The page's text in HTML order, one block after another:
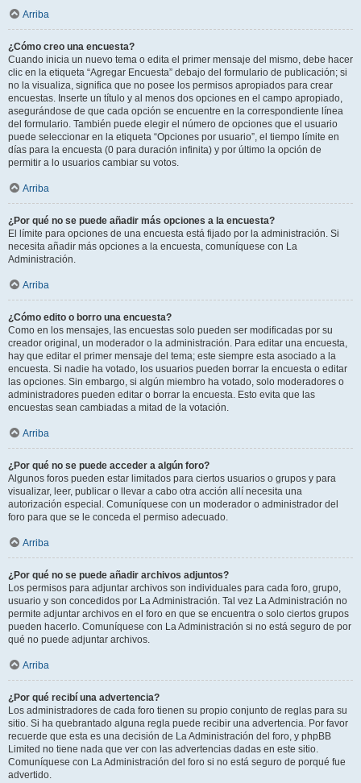
Arriba
¿Cómo creo una encuesta?
Cuando inicia un nuevo tema o edita el primer mensaje del mismo, debe hacer
clic en la etiqueta “Agregar Encuesta” debajo del formulario de publicación; si
no la visualiza, significa que no posee los permisos apropiados para crear
encuestas. Inserte un título y al menos dos opciones en el campo apropiado,
asegurándose de que cada opción se encuentre en la correspondiente línea
del formulario. También puede elegir el número de opciones que el usuario
puede seleccionar en la etiqueta “Opciones por usuario”, el tiempo límite en
días para la encuesta (0 para duración infinita) y por último la opción de
permitir a lo usuarios cambiar su votos.
Arriba
¿Por qué no se puede añadir más opciones a la encuesta?
El límite para opciones de una encuesta está fijado por la administración. Si
necesita añadir más opciones a la encuesta, comuníquese con La
Administración.
Arriba
¿Cómo edito o borro una encuesta?
Como en los mensajes, las encuestas solo pueden ser modificadas por su
creador original, un moderador o la administración. Para editar una encuesta,
hay que editar el primer mensaje del tema; este siempre esta asociado a la
encuesta. Si nadie ha votado, los usuarios pueden borrar la encuesta o editar
las opciones. Sin embargo, si algún miembro ha votado, solo moderadores o
administradores pueden editar o borrar la encuesta. Esto evita que las
encuestas sean cambiadas a mitad de la votación.
Arriba
¿Por qué no se puede acceder a algún foro?
Algunos foros pueden estar limitados para ciertos usuarios o grupos y para
visualizar, leer, publicar o llevar a cabo otra acción allí necesita una
autorización especial. Comuníquese con un moderador o administrador del
foro para que se le conceda el permiso adecuado.
Arriba
¿Por qué no se puede añadir archivos adjuntos?
Los permisos para adjuntar archivos son individuales para cada foro, grupo,
usuario y son concedidos por La Administración. Tal vez La Administración no
permite adjuntar archivos en el foro en que se encuentra o solo ciertos grupos
pueden hacerlo. Comuníquese con La Administración si no está seguro de por
qué no puede adjuntar archivos.
Arriba
¿Por qué recibí una advertencia?
Los administradores de cada foro tienen su propio conjunto de reglas para su
sitio. Si ha quebrantado alguna regla puede recibir una advertencia. Por favor
recuerde que esta es una decisión de La Administración del foro, y phpBB
Limited no tiene nada que ver con las advertencias dadas en este sitio.
Comuníquese con La Administración del foro si no está seguro de porqué fue
advertido.